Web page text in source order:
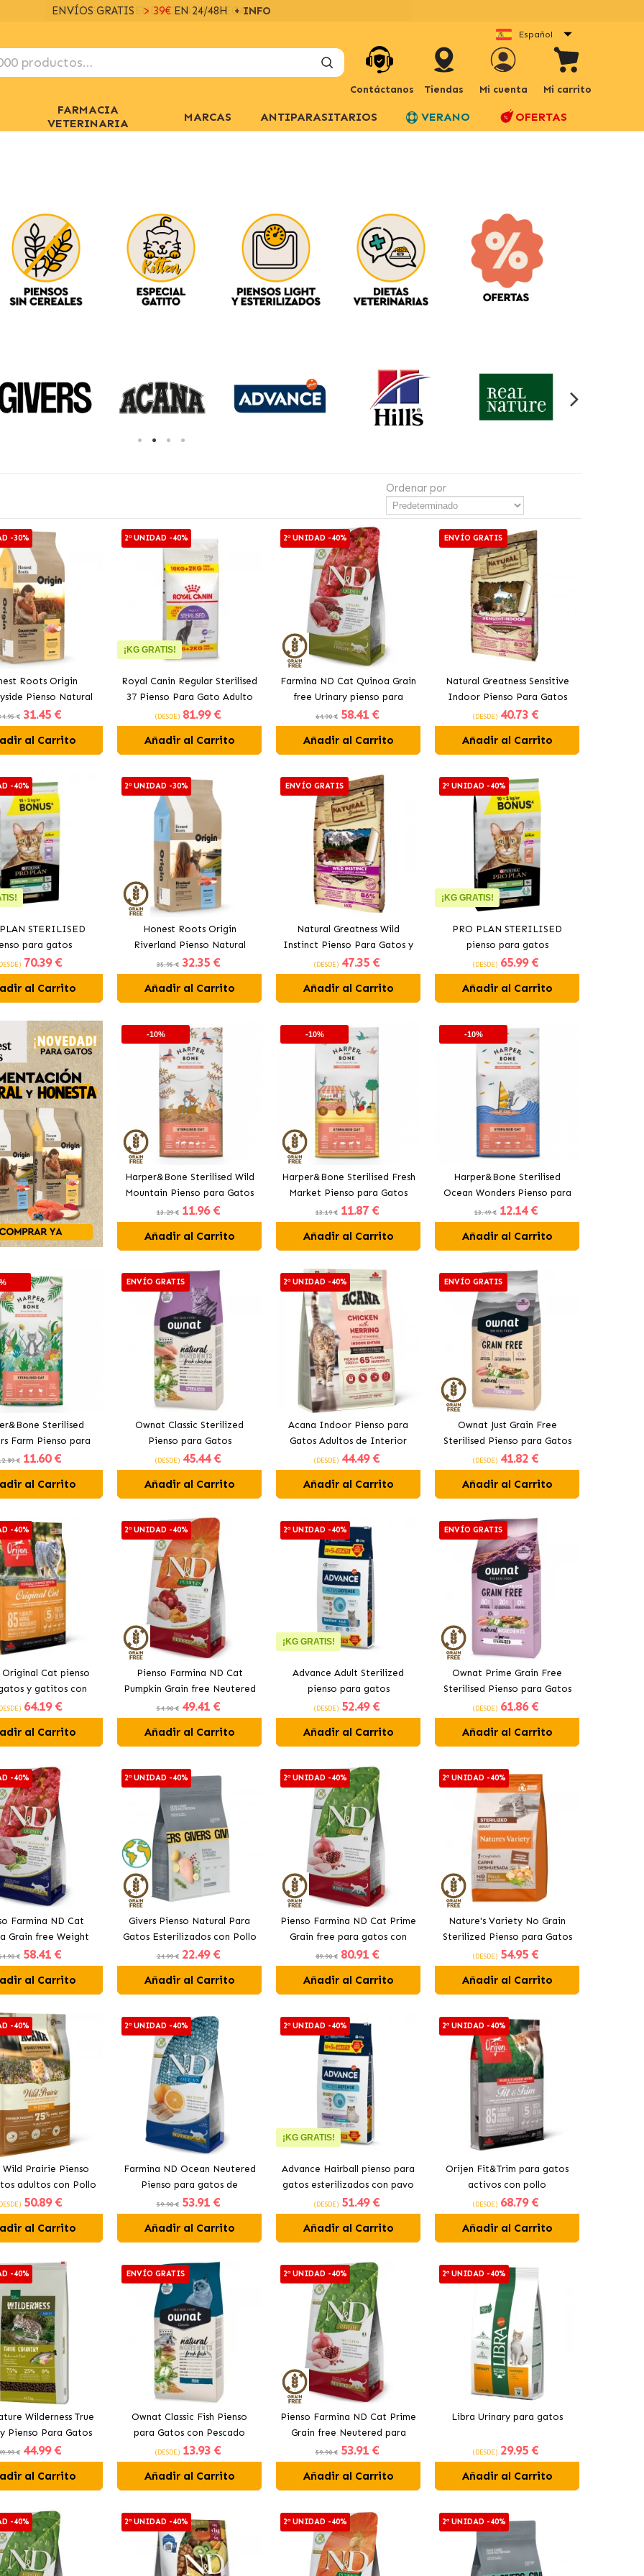
ENVÍOS GRATIS > 39€EN 24/48H + INFO
Español
Contáctanos Tiendas Mi cuenta Mi carrito
FARMACIA
VETERINARIA
MARCAS ANTIPARASITARIOS VERANO OFERTAS
Ordenar por
-30%
Roots Origin
Pienso Natural
Esterilizados con
y Vacuno
€ 31.45 €
al Carrito
2ª UNIDAD -40%
¡KG GRATIS!
Royal Canin Regular Sterilised
37 Pienso Para Gato Adulto
Esterilizado
(DESDE) 81.99 €
Añadir al Carrito
2ª UNIDAD -40%
Farmina ND Cat Quinoa Grain
free Urinary pienso para
gatos
64.90 € 58.41 €
Añadir al Carrito
ENVÍO GRATIS
Natural Greatness Sensitive
Indoor Pienso Para Gatos
(DESDE) 40.73 €
Añadir al Carrito
-40%
STERILISED
para gatos
con Pavo
70.39 €
al Carrito
2ª UNIDAD -30%
Honest Roots Origin
Riverland Pienso Natural
Para Gatos Esterilizados con
Salmón y Vacuno
35.95 € 32.35 €
Añadir al Carrito
ENVÍO GRATIS
Natural Greatness Wild
Instinct Pienso Para Gatos y
Gatitos
(DESDE) 47.35 €
Añadir al Carrito
2ª UNIDAD -40%
¡KG GRATIS!
PRO PLAN STERILISED
pienso para gatos
esterilizados con salmón
(DESDE) 65.99 €
Añadir al Carrito
-10%
Harper&Bone Sterilised Wild
Mountain Pienso para Gatos
Esterilizados con Cerdo y
Pavo
13.29 € 11.96 €
Añadir al Carrito
-10%
Harper&Bone Sterilised Fresh
Market Pienso para Gatos
Esterilizados con Cerdo y
Pavo
13.19 € 11.87 €
Añadir al Carrito
-10%
Harper&Bone Sterilised
Ocean Wonders Pienso para
Gatos Esterilizados con
Salmón y Atún
13.49 € 12.14 €
Añadir al Carrito
Sterilised
Farm Pienso para
Esterilizados con
Pavo y Pato
€ 11.60 €
al Carrito
ENVÍO GRATIS
Ownat Classic Sterilized
Pienso para Gatos
Esterilizados
(DESDE) 45.44 €
Añadir al Carrito
2ª UNIDAD -40%
Acana Indoor Pienso para
Gatos Adultos de Interior
(DESDE) 44.49 €
Añadir al Carrito
ENVÍO GRATIS
Ownat Just Grain Free
Sterilised Pienso para Gatos
Esterilizados
(DESDE) 41.82 €
Añadir al Carrito
-40%
Cat pienso
y gatitos con
pollo
64.19 €
al Carrito
2ª UNIDAD -40%
Pienso Farmina ND Cat
Pumpkin Grain free Neutered
para gatos con codorniz
54.90 € 49.41 €
Añadir al Carrito
2ª UNIDAD -40%
¡KG GRATIS!
Advance Adult Sterilized
pienso para gatos
esterilizados Con Pavo
(DESDE) 52.49 €
Añadir al Carrito
ENVÍO GRATIS
Ownat Prime Grain Free
Sterilised Pienso para Gatos
Esterilizados
(DESDE) 61.86 €
Añadir al Carrito
-40%
Farmina ND Cat
Grain free Weight
para gatos con
cordero
€ 58.41 €
al Carrito
2ª UNIDAD -40%
Givers Pienso Natural Para
Gatos Esterilizados con Pollo
y Hierbas
24.99 € 22.49 €
Añadir al Carrito
2ª UNIDAD -40%
Pienso Farmina ND Cat Prime
Grain free para gatos con
pollo
89.90 € 80.91 €
Añadir al Carrito
2ª UNIDAD -40%
Nature's Variety No Grain
Sterilized Pienso para Gatos
Esterilizados con Pollo
Campero
(DESDE) 54.95 €
Añadir al Carrito
-40%
Wild Prairie Pienso
adultos con Pollo
y Pavo
50.89 €
al Carrito
2ª UNIDAD -40%
Farmina ND Ocean Neutered
Pienso para gatos de
Arenque
59.90 € 53.91 €
Añadir al Carrito
2ª UNIDAD -40%
¡KG GRATIS!
Advance Hairball pienso para
gatos esterilizados con pavo
(DESDE) 51.49 €
Añadir al Carrito
2ª UNIDAD -40%
Orijen Fit&Trim para gatos
activos con pollo
(DESDE) 68.79 €
Añadir al Carrito
-40%
Wilderness True
Pienso Para Gatos
con Pescado
€ 44.99 €
al Carrito
ENVÍO GRATIS
Ownat Classic Fish Pienso
para Gatos con Pescado
(DESDE) 13.93 €
Añadir al Carrito
2ª UNIDAD -40%
Pienso Farmina ND Cat Prime
Grain free Neutered para
gatos con Pollo
59.90 € 53.91 €
Añadir al Carrito
2ª UNIDAD -40%
Libra Urinary para gatos
(DESDE) 29.95 €
Añadir al Carrito
-40% 2ª UNIDAD -40% 2ª UNIDAD -40% 2ª UNIDAD -40%